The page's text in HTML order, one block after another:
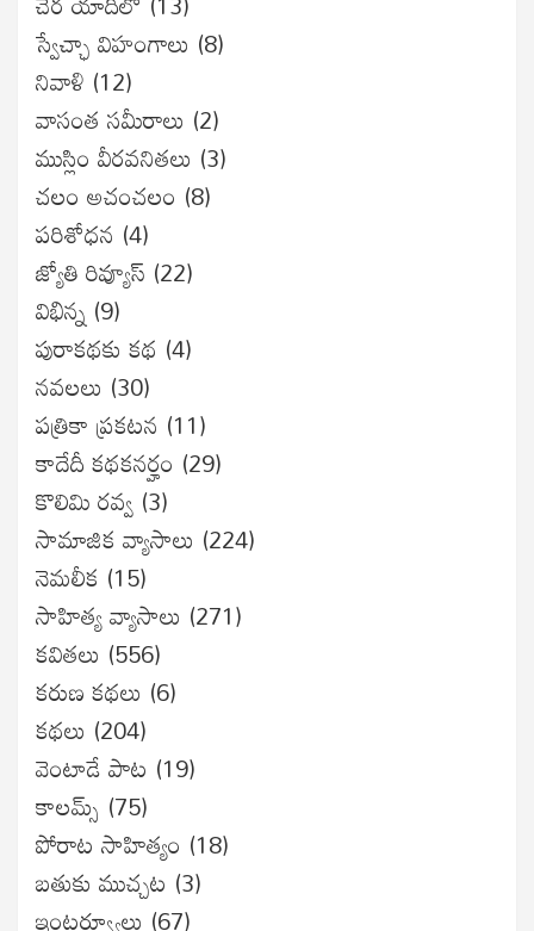
స్వేచ్ఛా విహంగాలు (8)
నివాళి (12)
వాసంత సమీరాలు (2)
ముస్లిం వీరవనితలు (3)
చలం అచంచలం (8)
ప‌రిశోధ‌న‌ (4)
జ్యోతి రివ్యూస్ (22)
విభిన్న (9)
పురాకథకు కథ (4)
నవలలు (30)
పత్రికా ప్రకటన (11)
కాదేదీ కథకనర్హం (29)
కొలిమి రవ్వ (3)
సామాజిక వ్యాసాలు (224)
నెమలీక (15)
సాహిత్య వ్యాసాలు (271)
కవితలు (556)
కరుణ కథలు (6)
కథలు (204)
వెంటాడే పాట (19)
కాలమ్స్ (75)
పోరాట సాహిత్యం (18)
బతుకు ముచ్చట (3)
ఇంటర్వ్యూలు (67)